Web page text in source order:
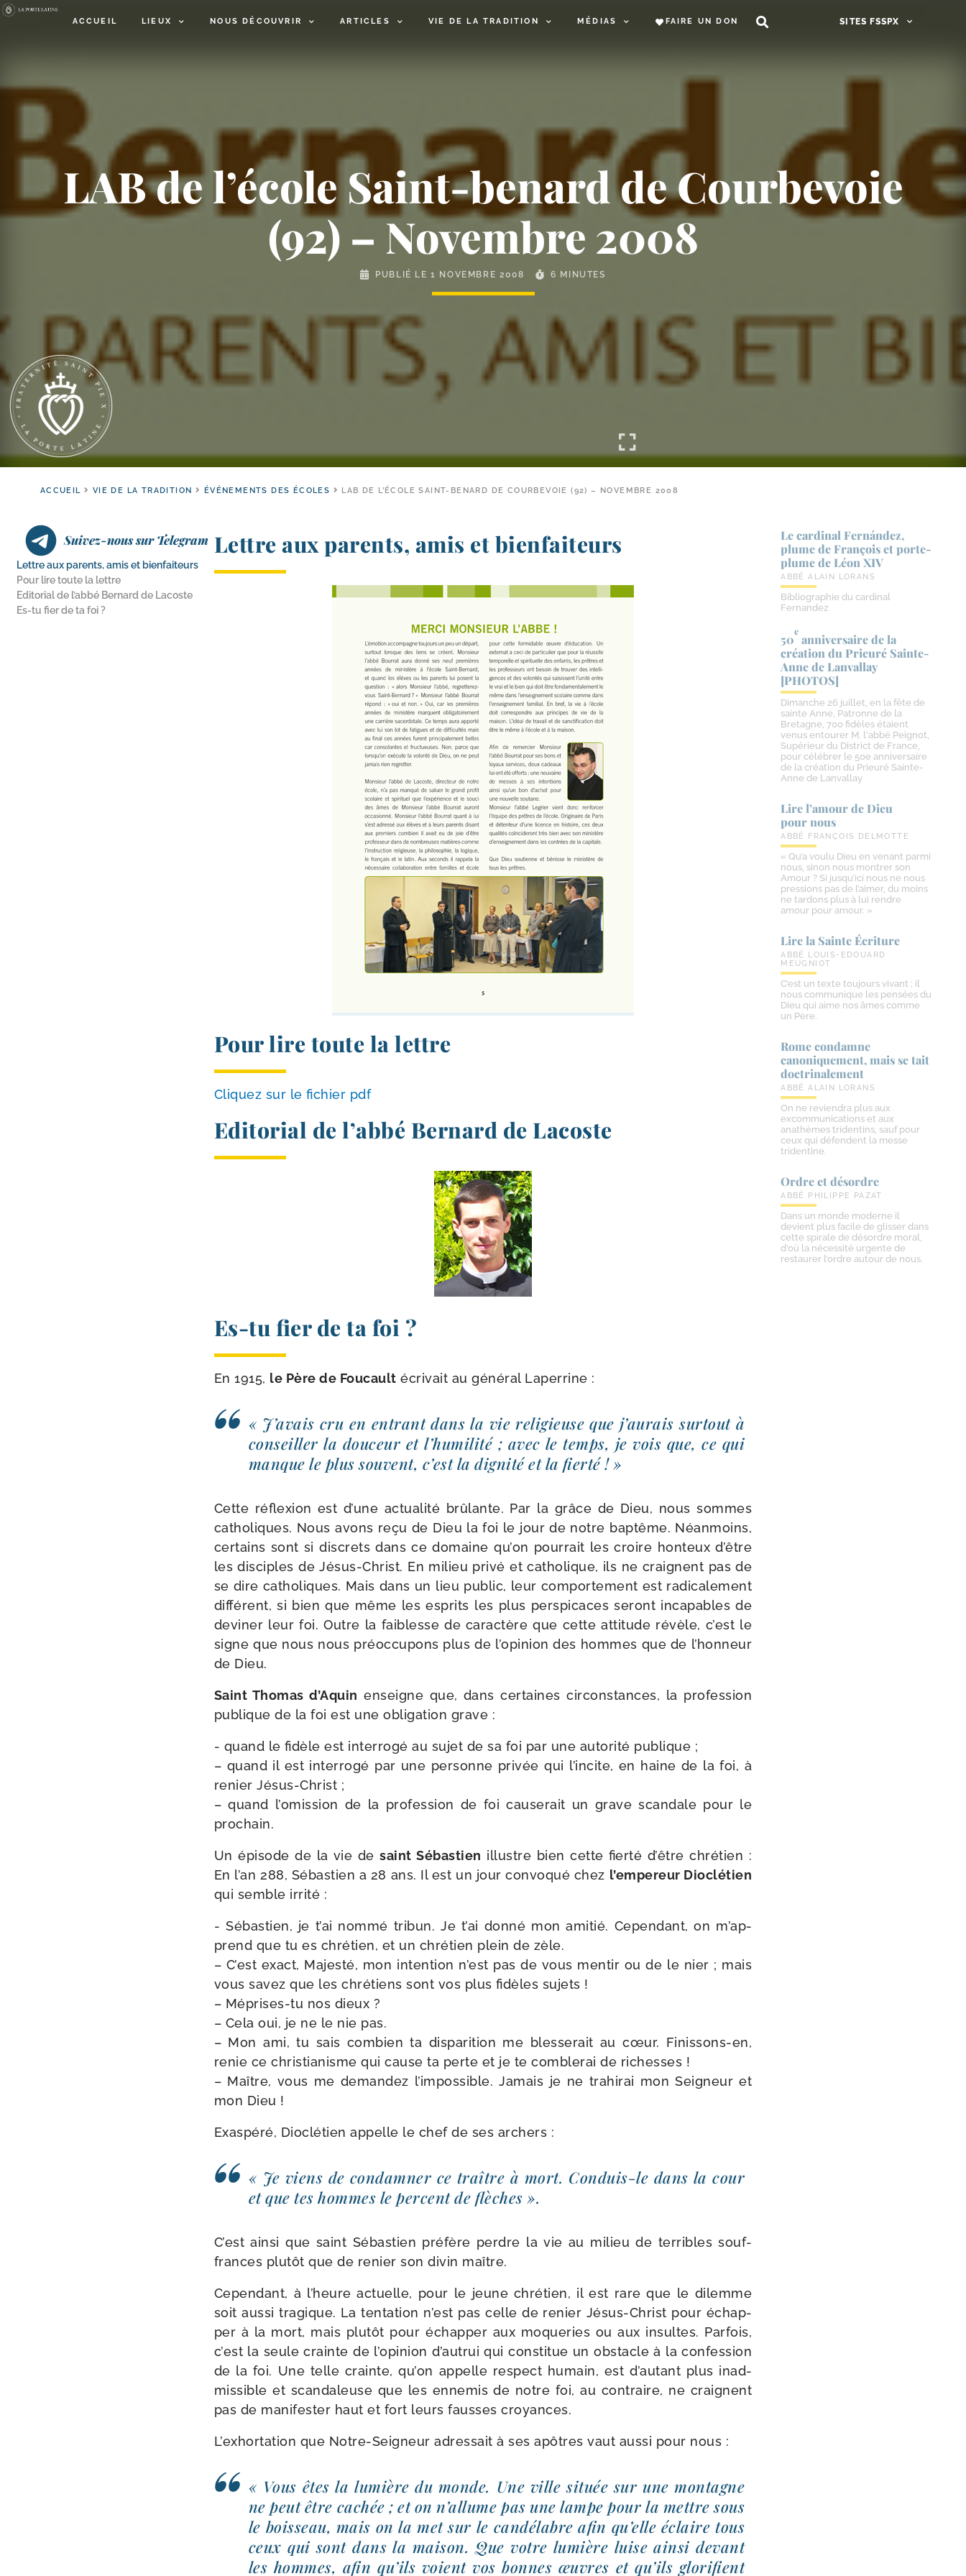
ACCUEIL LIEUX NOUS DÉCOUVRIR ARTICLES VIE DE LA TRADITION MÉDIAS FAIRE UN DON SITES FSSPX
LAB de l’école Saint-​benard de Courbevoie
(92) – Novembre 2008
PUBLIÉ LE1 NOVEMBRE 2008 6 MINUTES
ACCUEIL VIE DE LA TRADITION ÉVÉNEMENTS DES ÉCOLES LAB DE L’ÉCOLE SAINT-​BENARD DE COURBEVOIE (92) – NOVEMBRE 2008
Suivez-nous sur Telegram
Lettre aux parents, amis et bienfaiteurs
Pour lire toute la lettre
Editorial de l’abbé Bernard de Lacoste
Es-​tu fier de ta foi ?
Lettre aux parents, amis et bienfaiteurs
Pour lire toute la lettre
Cliquez sur le fichier pdf
Editorial de l’abbé Bernard de Lacoste
Es-​tu fier de ta foi ?
En 1915, le Père de Foucault écri­vait au géné­ral Laperrine :
« J’avais cru en entrant dans la vie reli­gieuse que j’au­rais sur­tout à
conseiller la dou­ceur et l’hu­mi­li­té ; avec le temps, je vois que, ce qui
manque le plus sou­vent, c’est la digni­té et la fierté ! »
Cette réflexion est d’une actua­li­té brû­lante. Par la grâce de Dieu, nous sommes
catho­liques. Nous avons reçu de Dieu la foi le jour de notre bap­tême. Néanmoins,
cer­tains sont si dis­crets dans ce domaine qu’on pour­rait les croire hon­teux d’être
les dis­ciples de Jésus-​Christ. En milieu pri­vé et catho­lique, ils ne craignent pas de
se dire catho­liques. Mais dans un lieu public, leur com­por­te­ment est radi­ca­le­ment
dif­fé­rent, si bien que même les esprits les plus pers­pi­caces seront inca­pables de
devi­ner leur foi. Outre la fai­blesse de carac­tère que cette atti­tude révèle, c’est le
signe que nous nous pré­oc­cu­pons plus de l’o­pi­nion des hommes que de l’hon­neur
de Dieu.
Saint Thomas d’Aquin enseigne que, dans cer­taines cir­cons­tances, la pro­fes­sion
publique de la foi est une obli­ga­tion grave :
- quand le fidèle est inter­ro­gé au sujet de sa foi par une auto­ri­té publique ;
– quand il est inter­ro­gé par une per­sonne pri­vée qui l’in­cite, en haine de la foi, à
renier Jésus-Christ ;
– quand l’o­mis­sion de la pro­fes­sion de foi cau­se­rait un grave scan­dale pour le
prochain.
Un épi­sode de la vie desaint Sébastien illustre bien cette fier­té d’être chré­tien :
En l’an 288, Sébastien a 28 ans. Il est un jour convo­qué chez l’empereur Dioclétien
qui semble irrité :
- Sébastien, je t’ai nom­mé tri­bun. Je t’ai don­né mon ami­tié. Cependant, on m’ap­
prend que tu es chré­tien, et un chré­tien plein de zèle.
– C’est exact, Majesté, mon inten­tion n’est pas de vous men­tir ou de le nier ; mais
vous savez que les chré­tiens sont vos plus fidèles sujets !
– Méprises-​tu nos dieux ?
– Cela oui, je ne le nie pas.
– Mon ami, tu sais com­bien ta dis­pa­ri­tion me bles­se­rait au cœur. Finissons-​en,
renie ce chris­tia­nisme qui cause ta perte et je te com­ble­rai de richesses !
– Maître, vous me deman­dez l’im­pos­sible. Jamais je ne tra­hi­rai mon Seigneur et
mon Dieu !
Exaspéré, Dioclétien appelle le chef de ses archers :
« Je viens de condam­ner ce traître à mort. Conduis-​le dans la cour
et que tes hommes le percent de flèches ».
C’est ain­si que saint Sébastien pré­fère perdre la vie au milieu de ter­ribles souf­
frances plu­tôt que de renier son divin maître.
Cependant, à l’heure actuelle, pour le jeune chré­tien, il est rare que le dilemme
soit aus­si tra­gique. La ten­ta­tion n’est pas celle de renier Jésus-​Christ pour échap­
per à la mort, mais plu­tôt pour échap­per aux moque­ries ou aux insultes. Parfois,
c’est la seule crainte de l’o­pi­nion d’au­trui qui consti­tue un obs­tacle à la confes­sion
de la foi. Une telle crainte, qu’on appelle res­pect humain, est d’au­tant plus inad­
mis­sible et scan­da­leuse que les enne­mis de notre foi, au contraire, ne craignent
pas de mani­fes­ter haut et fort leurs fausses croyances.
L’exhortation que Notre-​Seigneur adres­sait à ses apôtres vaut aus­si pour nous :
« Vous êtes la lumière du monde. Une ville située sur une mon­tagne
ne peut être cachée ; et on n’al­lume pas une lampe pour la mettre sous
le bois­seau, mais on la met sur le can­dé­labre afin qu’elle éclaire tous
ceux qui sont dans la mai­son. Que votre lumière luise ain­si devant
les hommes, afin qu’ils voient vos bonnes œuvres et qu’ils glo­ri­fient
Le cardinal Fernández,
plume de François et porte-​
plume de Léon XIV
ABBÉ ALAIN LORANS
Bibliographie du cardinal
Fernandez
50
e
anniversaire de la
création du Prieuré Sainte-​
Anne de Lanvallay
[PHOTOS]
Dimanche 26 juillet, en la fête de
sainte Anne, Patronne de la
Bretagne, 700 fidèles étaient
venus entourer M. l'abbé Peignot,
Supérieur du District de France,
pour célébrer le 50e anniversaire
de la création du Prieuré Sainte-
Anne de Lanvallay
Lire l’amour de Dieu
pour nous
ABBÉ FRANÇOIS DELMOTTE
« Qu’a voulu Dieu en venant parmi
nous, sinon nous montrer son
Amour ? Si jusqu’ici nous ne nous
pressions pas de l’aimer, du moins
ne tardons plus à lui rendre
amour pour amour. »
Lire la Sainte Écriture
ABBÉ LOUIS-EDOUARD
MEUGNIOT
C’est un texte toujours vivant ; il
nous communique les pensées du
Dieu qui aime nos âmes comme
un Père.
Rome condamne
canoniquement, mais se tait
doctrinalement
ABBÉ ALAIN LORANS
On ne reviendra plus aux
excommunications et aux
anathèmes tridentins, sauf pour
ceux qui défendent la messe
tridentine.
Ordre et désordre
ABBÉ PHILIPPE PAZAT
Dans un monde moderne il
devient plus facile de glisser dans
cette spirale de désordre moral,
d’où la nécessité urgente de
restaurer l’ordre autour de nous.